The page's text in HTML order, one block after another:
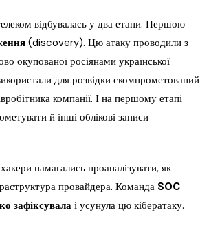
відбувалась у два етапи. Першою
(discovery). Цю атаку проводили з
окупованої росіянами української
для розвідки скомпрометований
компанії. І на першому етапі
й інші облікові записи
намагались проаналізувати, як
провайдера. Команда SOC
зафіксувала і усунула цю кібератаку.